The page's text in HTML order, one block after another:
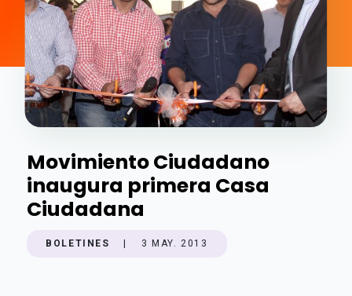
Movimiento Ciudadano
inaugura primera Casa
Ciudadana
BOLETINES 3 MAY. 2013